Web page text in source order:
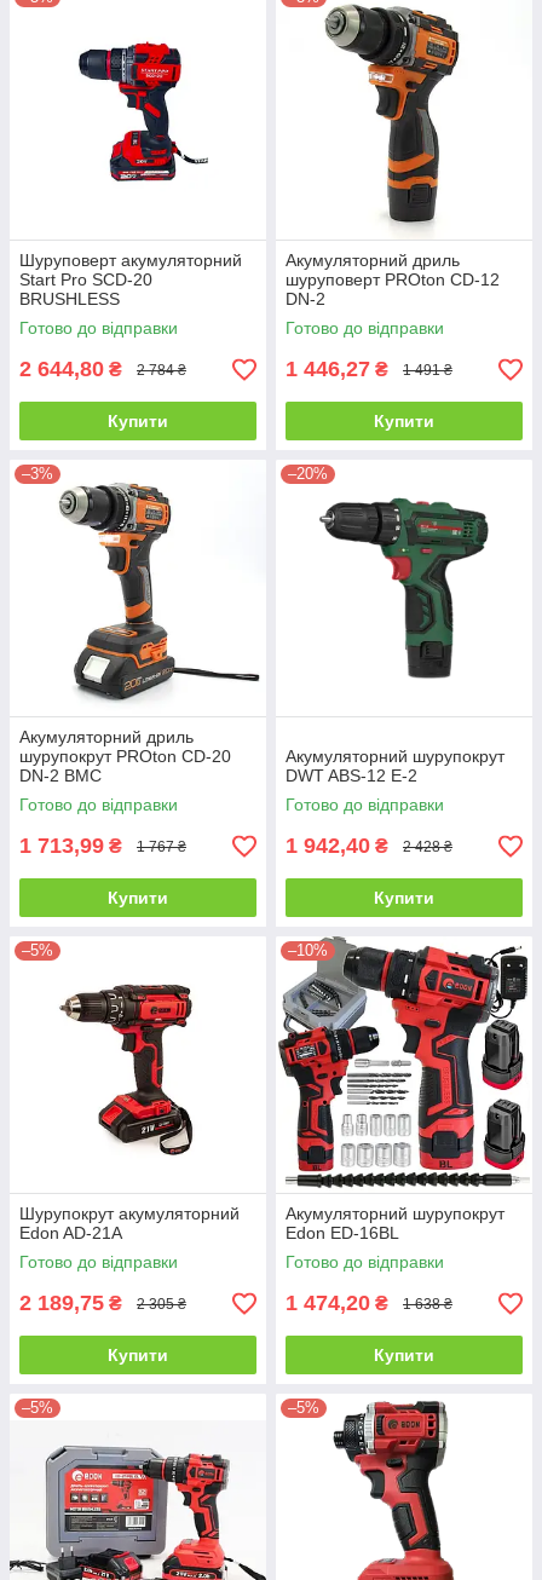
Шуруповерт акумуляторний
Start Pro SCD-20
BRUSHLESS
Готово до відправки
2 644,80 ₴ 2 784 ₴
Купити
Акумуляторний дриль
шуруповерт PROton CD-12
DN-2
Готово до відправки
1 446,27 ₴ 1 491 ₴
Купити
–3%
Акумуляторний дриль
шурупокрут PROton CD-20
DN-2 BMC
Готово до відправки
1 713,99 ₴ 1 767 ₴
Купити
–20%
Акумуляторний шурупокрут
DWT ABS-12 E-2
Готово до відправки
1 942,40 ₴ 2 428 ₴
Купити
–5%
Шурупокрут акумуляторний
Edon AD-21A
Готово до відправки
2 189,75 ₴ 2 305 ₴
Купити
–10%
Акумуляторний шурупокрут
Edon ED-16BL
Готово до відправки
1 474,20 ₴ 1 638 ₴
Купити
–5% –5%